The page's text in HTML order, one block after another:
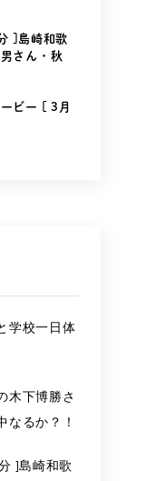
]島崎和歌
さん・秋
ビー [ 3月
学校一日体
木下博勝さ
なるか？！
]島崎和歌